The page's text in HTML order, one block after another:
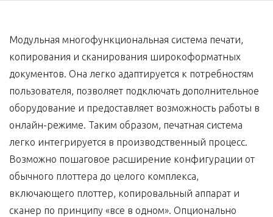
Модульная многофункциональная система печати,
копирования и сканирования широкоформатных
документов. Она легко адаптируется к потребностям
пользователя, позволяет подключать дополнительное
оборудование и предоставляет возможность работы в
онлайн-режиме. Таким образом, печатная система
легко интегрируется в производственный процесс.
Возможно пошаговое расширение конфигурации от
обычного плоттера до целого комплекса,
включающего плоттер, копировальный аппарат и
сканер по принципу «все в одном». Опционально